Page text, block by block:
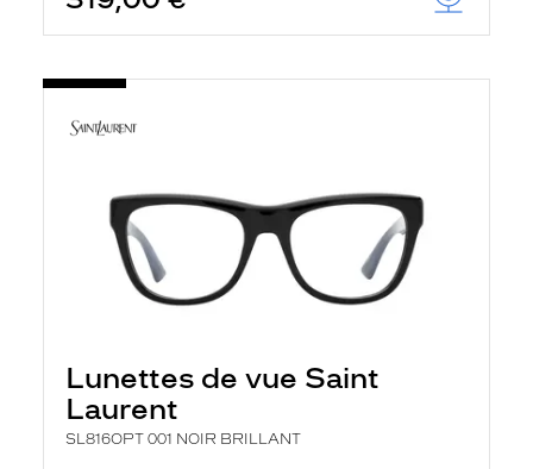
Lunettes de vue Saint
Laurent
SL816OPT 001 NOIR BRILLANT